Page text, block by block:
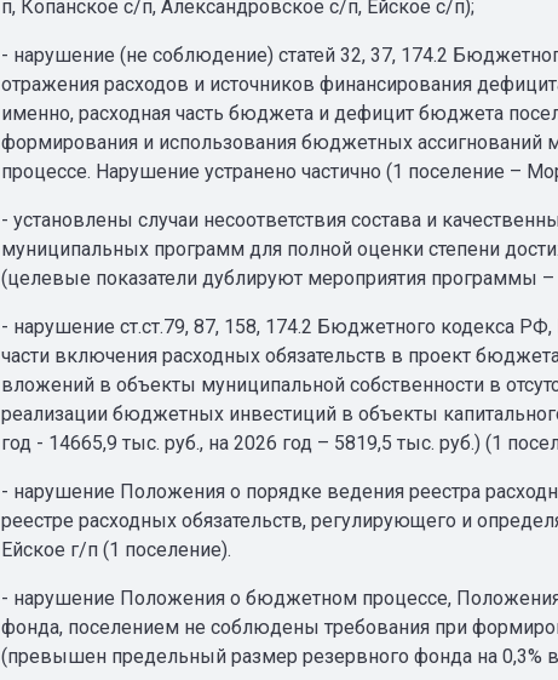
п, Копанское с/п, Александровское с/п, Ейское с/п);
- нарушение (не соблюдение) статей 32, 37, 174.2
отражения расходов и источников финансирования
именно, расходная часть бюджета и дефицит бюджета
формирования и использования бюджетных
процессе. Нарушение устранено частично (1 поселение –
- установлены случаи несоответствия состава и
муниципальных программ для полной оценки степени
(целевые показатели дублируют мероприятия программы –
- нарушение ст.ст.79, 87, 158, 174.2 Бюджетного кодекса
части включения расходных обязательств в проект
вложений в объекты муниципальной собственности в
реализации бюджетных инвестиций в объекты
год - 14665,9 тыс. руб., на 2026 год – 5819,5 тыс. руб.) (1
- нарушение Положения о порядке ведения реестра
реестре расходных обязательств, регулирующего и
Ейское г/п (1 поселение).
- нарушение Положения о бюджетном процессе,
фонда, поселением не соблюдены требования при
(превышен предельный размер резервного фонда на 0,3%